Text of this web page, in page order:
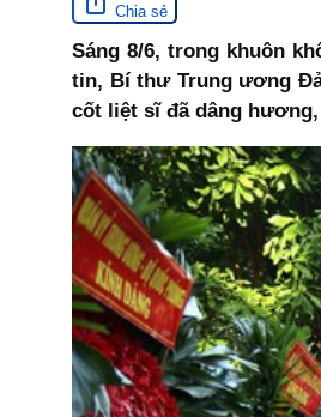
Chia sẻ
Sáng 8/6, trong khuôn
tin, Bí thư Trung ương
cốt liệt sĩ đã dâng